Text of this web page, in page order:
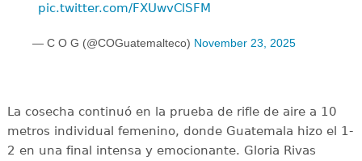
pic.twitter.com/FXUwvClSFM
— C O G (@COGuatemalteco) November 23, 2025
La cosecha continuó en la prueba de rifle de aire a 10
metros individual femenino, donde Guatemala hizo el 1-
2 en una final intensa y emocionante. Gloria Rivas